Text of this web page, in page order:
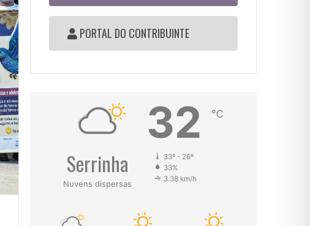
PORTAL DO CONTRIBUINTE
Serrinha
Nuvens dispersas
32 ℃
33º - 26º
33%
3.38 km/h